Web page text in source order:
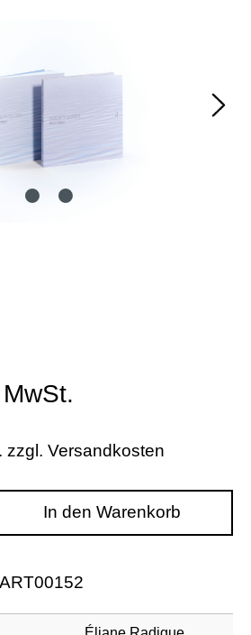
zzgl. Versandkosten
den gewünschten Wert ein
In den Warenkorb
ART00152